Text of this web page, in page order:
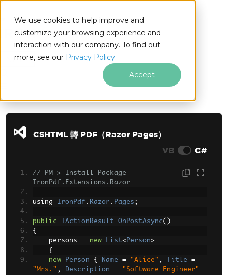
We use cookies to help improve and
customize your browsing experience and
interaction with our company. To find out
more, see our Privacy Policy.
Accept
.NET
跳至頁尾內容
CSHTML 轉 PDF（Razor Pages）
VB
C#
// PM > Install-Package
IronPdf.Extensions.Razor
using IronPdf . Razor . Pages ;
public IActionResult OnPostAsync()
{
    persons
= new List<Person>
{
new
Person { Name = "Alice" , Title
=
"Mrs." , Description =
"Software Engineer"